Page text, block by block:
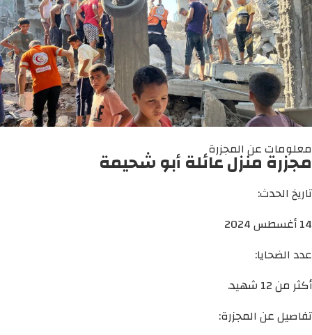
معلومات عن المجزرة
مجزرة منزل عائلة أبو شحيمة
تاريخ الحدث:
14 أغسطس 2024
عدد الضحايا:
أكثر من 12 شهيد.
تفاصيل عن المجزرة: